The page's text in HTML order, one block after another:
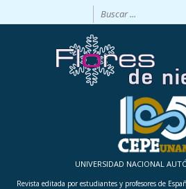
UNIVERSIDAD NACIONAL
Revista editada por estudiantes y profesores de